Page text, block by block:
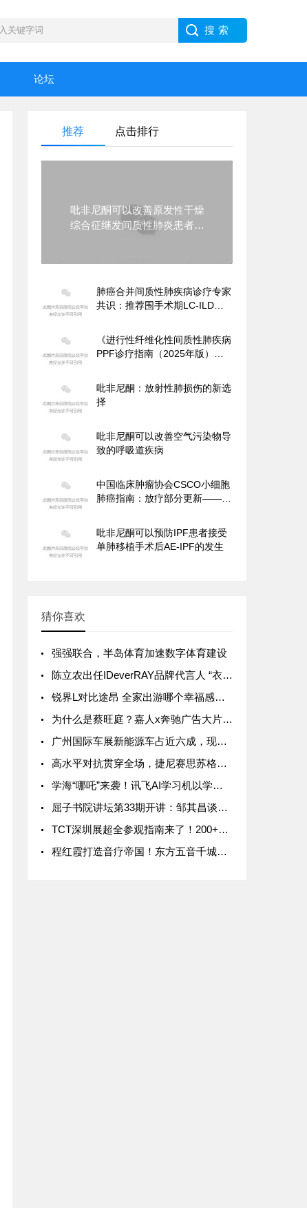
论坛
推荐 点击排行
吡非尼酮可以改善原发性干燥
综合征继发间质性肺炎患者的
肺癌合并间质性肺疾病诊疗专家
共识：推荐围手术期LC-ILD患
重的发生风险
《进行性纤维化性间质性肺疾病
PPF诊疗指南（2025年版）》--
纤维化治疗
吡非尼酮：放射性肺损伤的新选
择
吡非尼酮可以改善空气污染物导
致的呼吸道疾病
中国临床肿瘤协会CSCO小细胞
肺癌指南：放疗部分更新——II
法能够改善放射性肺损伤
吡非尼酮可以预防IPF患者接受
单肺移植手术后AE-IPF的发生
猜你喜欢
强强联合，半岛体育加速数字体育建设
陈立农出任IDeverRAY品牌代言人 “衣传情，爱随身”传递七夕新主张
锐界L对比途昂 全家出游哪个幸福感更强？
为什么是蔡旺庭？嘉人x奔驰广告大片背后的气质共鸣
广州国际车展新能源车占近六成，现存新能源汽车相关企业超164.2万家
高水平对抗贯穿全场，捷尼赛思苏格兰公开赛呈现巅峰对决
学海“哪吒”来袭！讯飞AI学习机以学练闭环助孩子逆袭斩题海
屈子书院讲坛第33期开讲：邹其昌谈工匠文化与美好生活
TCT深圳展超全参观指南来了！200+展商、50+同期活动，9月一起打开3D造物新势能！
程红霞打造音疗帝国！东方五音千城万店战略背后的品牌雄心